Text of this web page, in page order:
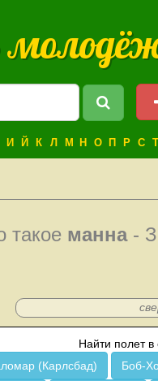
И Й К Л М Н О П Р С Т
такое манна-
Найти полет в
(Карлсбад) Боб-